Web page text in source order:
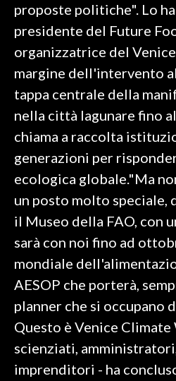
SALUTE
SARDEGNA TURISMO
#CARAUNIONE
3 MINUTI CON
INFO AZIENDE
ABBONATI
ANNUNCI
NECROLOGI
PUBBLICITÀ
proposte politiche". Lo
presidente del Future
organizzatrice del
margine dell'intervento
tappa centrale della
nella città lagunare fino
chiama a raccolta
generazioni per
ecologica globale."Ma
un posto molto speciale,
il Museo della FAO, con
sarà con noi fino ad
mondiale
AESOP che porterà,
planner che si occupano
Questo è Venice
scienziati,
imprenditori - ha